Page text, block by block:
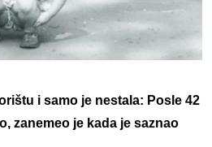
i samo je nestala: Posle 42
zanemeo je kada je saznao